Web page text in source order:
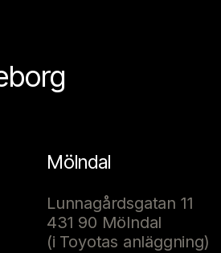
Mölndal
Lunnagårdsgatan 11
431 90 Mölndal
(i Toyotas anläggning)